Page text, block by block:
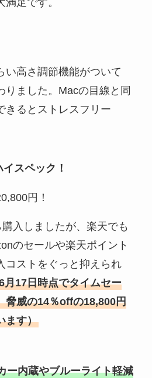
足です。
い高さ調節機能がついて
りました。Macの目線と同
きるとストレスフリー
スペック！
円！
入しましたが、楽天でも
のセールや楽天ポイント
コストをぐっと抑えられ
月17日時点でタイムセー
脅威の14％offの18,800円
ます）
ー内蔵やブルーライト軽減